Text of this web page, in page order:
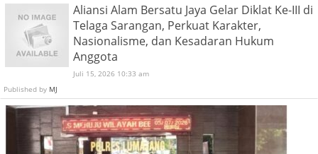
Aliansi Alam Bersatu Jaya Gelar Diklat Ke-III di
Telaga Sarangan, Perkuat Karakter,
Nasionalisme, dan Kesadaran Hukum
Anggota
Juli 15, 2026 10:33 am
Published by MJ